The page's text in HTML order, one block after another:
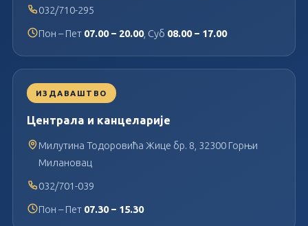
032/710-295
Пон – Пет 07.00 – 20.00, Суб 08.00 – 17.00
ИЗДАВАШТВО
Централа и канцеларије
Милутина Тодоровића Жице бр. 8, 32300 Горњи
Милановац
032/701-039
Пон – Пет 07.30 – 15.30